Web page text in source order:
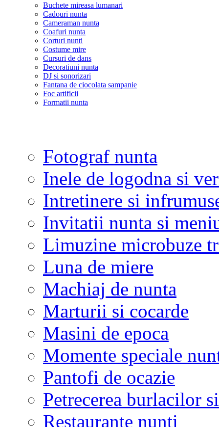
Buchete mireasa lumanari
Cadouri nunta
Cameraman nunta
Coafuri nunta
Corturi nunti
Costume mire
Cursuri de dans
Decoratiuni nunta
DJ si sonorizari
Fantana de ciocolata sampanie
Foc artificii
Formatii nunta
Fotograf nunta
Inele de logodna si
Intretinere si
Invitatii nunta si
Limuzine microbuze
Luna de miere
Machiaj de nunta
Marturii si cocarde
Masini de epoca
Momente speciale
Pantofi de ocazie
Petrecerea burlacilor
Restaurante nunti